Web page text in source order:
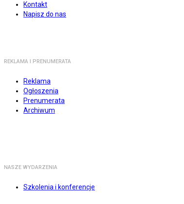
Kontakt
Napisz do nas
REKLAMA I PRENUMERATA
Reklama
Ogłoszenia
Prenumerata
Archiwum
NASZE WYDARZENIA
Szkolenia i konferencje